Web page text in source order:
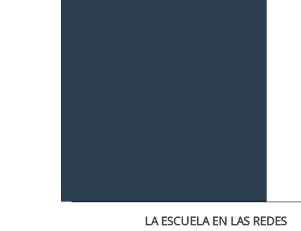
LA ESCUELA EN LAS REDES